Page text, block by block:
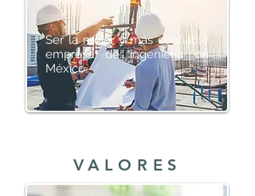
Ser la mejor y más confiable
empresa de ingeniería en
México.
VALORES